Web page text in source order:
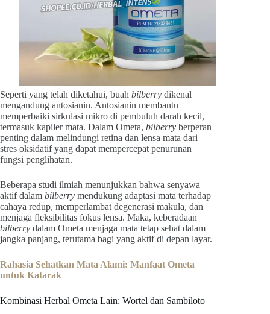
Seperti yang telah diketahui, buah bilberry dikenal
mengandung antosianin. Antosianin membantu
memperbaiki sirkulasi mikro di pembuluh darah kecil,
termasuk kapiler mata. Dalam Ometa, bilberry berperan
penting dalam melindungi retina dan lensa mata dari
stres oksidatif yang dapat mempercepat penurunan
fungsi penglihatan.
Beberapa studi ilmiah menunjukkan bahwa senyawa
aktif dalam bilberry mendukung adaptasi mata terhadap
cahaya redup, memperlambat degenerasi makula, dan
menjaga fleksibilitas fokus lensa. Maka, keberadaan
bilberry dalam Ometa menjaga mata tetap sehat dalam
jangka panjang, terutama bagi yang aktif di depan layar.
Rahasia Sehatkan Mata Alami: Manfaat Ometa
untuk Katarak
Kombinasi Herbal Ometa Lain: Wortel dan Sambiloto